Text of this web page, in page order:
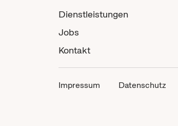
Dienstleistungen
Jobs
Kontakt
Impressum Datenschutz